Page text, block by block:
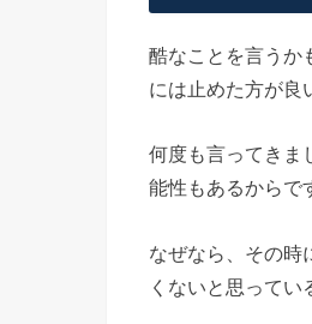
酷なことを言うか
には止めた方が良
何度も言ってき
能性もあるからで
なぜなら、その時
くないと思ってい